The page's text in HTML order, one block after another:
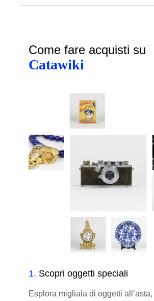
Come fare acquisti su
Catawiki
1. Scopri oggetti speciali
Esplora migliaia di oggetti all’asta,